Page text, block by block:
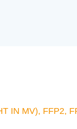
IN MV), FFP2,